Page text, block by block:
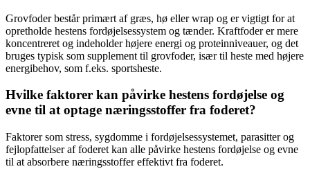
Grovfoder består primært af græs, hø eller wrap og er vigtigt for at
opretholde hestens fordøjelsessystem og tænder. Kraftfoder er mere
koncentreret og indeholder højere energi og proteinniveauer, og det
bruges typisk som supplement til grovfoder, især til heste med højere
energibehov, som f.eks. sportsheste.
Hvilke faktorer kan påvirke hestens fordøjelse og
evne til at optage næringsstoffer fra foderet?
Faktorer som stress, sygdomme i fordøjelsessystemet, parasitter og
fejlopfattelser af foderet kan alle påvirke hestens fordøjelse og evne
til at absorbere næringsstoffer effektivt fra foderet.